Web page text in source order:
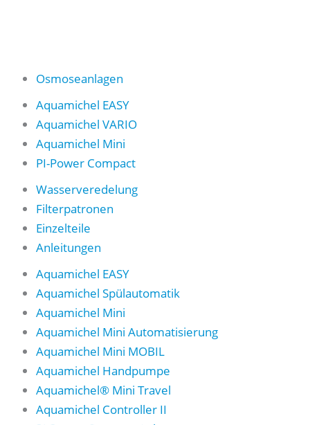
Osmoseanlagen
Aquamichel EASY
Aquamichel VARIO
Aquamichel Mini
PI-Power Compact
Wasserveredelung
Filterpatronen
Einzelteile
Anleitungen
Aquamichel EASY
Aquamichel Spülautomatik
Aquamichel Mini
Aquamichel Mini Automatisierung
Aquamichel Mini MOBIL
Aquamichel Handpumpe
Aquamichel® Mini Travel
Aquamichel Controller II